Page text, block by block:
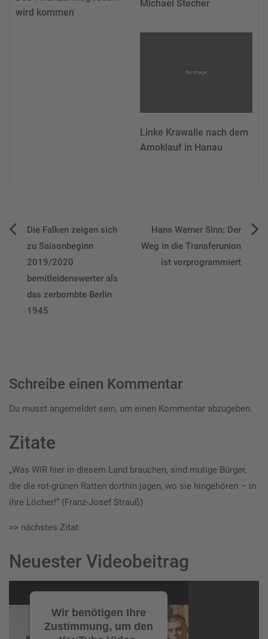
wird kommen
Michael Stecher
Linke Krawalle nach dem
Amoklauf in Hanau
Beitragsnavigation
Die Falken zeigen sich
zu Saisonbeginn
2019/2020
bemitleidenswerter als
das zerbombte Berlin
1945
Hans Werner Sinn: Der
Weg in die Transferunion
ist vorprogrammiert
Schreibe einen Kommentar
Du musst angemeldet sein, um einen Kommentar abzugeben.
Zitate
„Was WIR hier in diesem Land brauchen, sind mutige Bürger,
die die rot-grünen Ratten dorthin jagen, wo sie hingehören – in
ihre Löcher!“ (Franz-Josef Strauß)
>> nächstes Zitat
Neuester Videobeitrag
Player
Wir benötigen Ihre
Zustimmung, um den